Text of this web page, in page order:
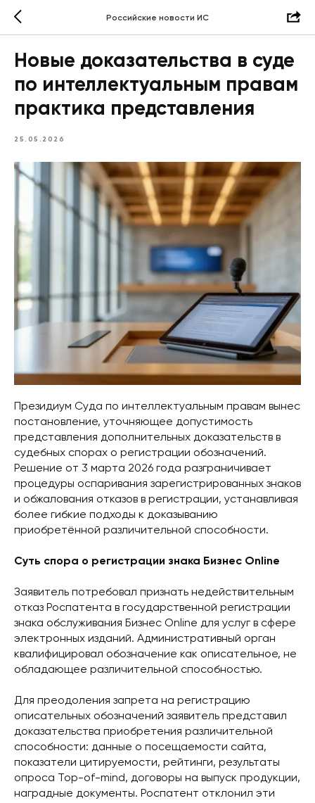
Российские новости ИС
Новые доказательства в суде
по интеллектуальным правам
практика представления
25.05.2026
Президиум Суда по интеллектуальным правам вынес
постановление, уточняющее допустимость
представления дополнительных доказательств в
судебных спорах о регистрации обозначений.
Решение от 3 марта 2026 года разграничивает
процедуры оспаривания зарегистрированных знаков
и обжалования отказов в регистрации, устанавливая
более гибкие подходы к доказыванию
приобретённой различительной способности.
Суть спора о регистрации знака Бизнес Online
Заявитель потребовал признать недействительным
отказ Роспатента в государственной регистрации
знака обслуживания Бизнес Online для услуг в сфере
электронных изданий. Административный орган
квалифицировал обозначение как описательное, не
обладающее различительной способностью.
Для преодоления запрета на регистрацию
описательных обозначений заявитель представил
доказательства приобретения различительной
способности: данные о посещаемости сайта,
показатели цитируемости, рейтинги, результаты
опроса Top-of-mind, договоры на выпуск продукции,
наградные документы. Роспатент отклонил эти